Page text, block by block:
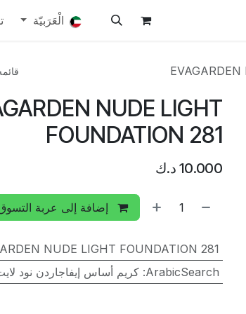
الْعَرَبيّة
NUDE LIGHT
FOUNDATION 281
10.000 د.ك
إضافة إلى عربة
NUDE LIGHT FOUNDATION 281
ArabicSearch
: كريم أساس إيفاجاردن نود لايت